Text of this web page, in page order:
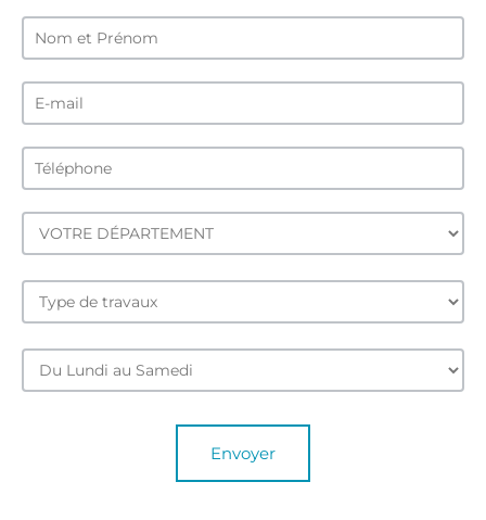
Formulaire
Rappel
Envoyer